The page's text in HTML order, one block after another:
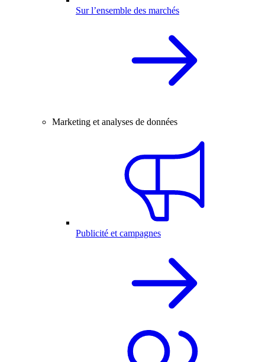
Sur l’ensemble des marchés
Marketing et analyses de données
Publicité et campagnes